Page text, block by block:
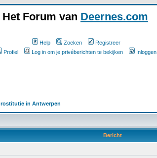
Het Forum van Deernes.com
Help Zoeken
Registreer
Profiel
Log in om je privéberichten te bekijken Inloggen
in Antwerpen
Bericht